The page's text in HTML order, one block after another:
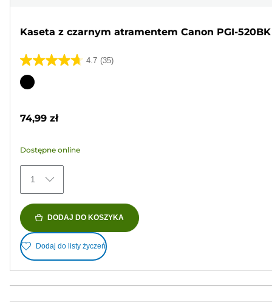
Kaseta z czarnym atramentem Canon PGI-520BK
4.7 (35)
4.7
na
35
Wkład
74,99 zł
Dostępne online
1
DODAJ DO KOSZYKA
Dodaj do listy życzeń